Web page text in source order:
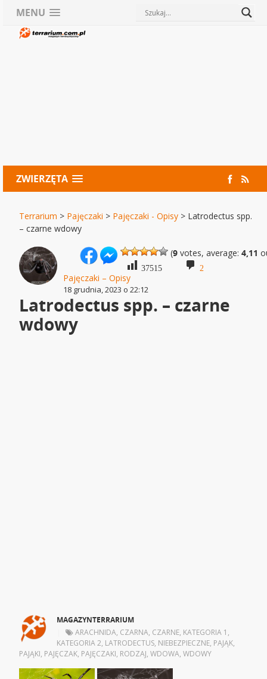
MENU
ZWIERZĘTA
Terrarium > Pajęczaki > Pajęczaki - Opisy > Latrodectus spp.
– czarne wdowy
(9 votes, average:4,11
37515 2
Pajęczaki – Opisy
18 grudnia, 2023 o 22:12
Latrodectus spp. – czarne
wdowy
MAGAZYNTERRARIUM
ARACHNIDA, CZARNA, CZARNE, KATEGORIA 1 ,
KATEGORIA 2, LATRODECTUS, NIEBEZPIECZNE, PAJĄK,
PAJĄKI, PAJĘCZAK, PAJĘCZAKI, RODZAJ,WDOWA,WDOWY